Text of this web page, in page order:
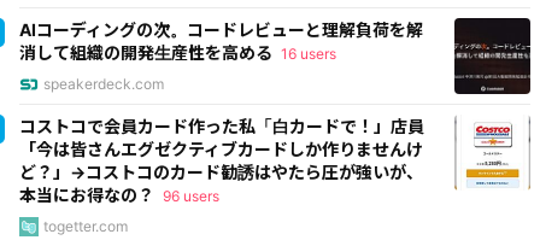
AIコーディングの次。コードレビューと理解負荷を解
消して組織の開発生産性を高める 16 users
speakerdeck.com
コストコで会員カード作った私「白カードで！」店員
「今は皆さんエグゼクティブカードしか作りませんけ
ど？」→コストコのカード勧誘はやたら圧が強いが、
本当にお得なの？
96 users
togetter.com